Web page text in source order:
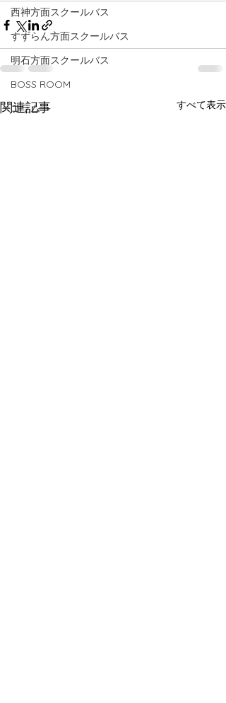
西神方面スクールバス
すずらん方面スクールバス
明石方面スクールバス
BOSS ROOM
コラム
関連記事 すべて表示